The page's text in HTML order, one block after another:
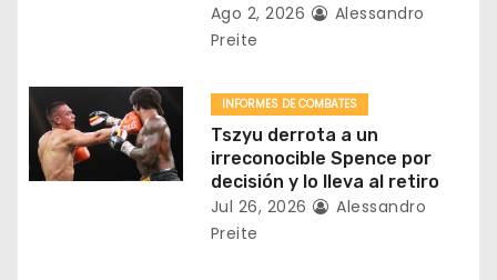
a
s
Ago 2, 2026
Alessandro
Preite
INFORMES DE COMBATES
Tszyu derrota a un
irreconocible Spence por
decisión y lo lleva al retiro
Jul 26, 2026
Alessandro
Preite